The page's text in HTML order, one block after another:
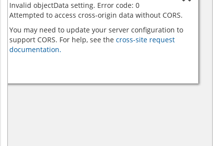
Invalid objectData setting. Error code: 0
Attempted to access cross-origin data without CORS.
You may need to update your server configuration to
support CORS. For help, see the cross-site request
documentation.